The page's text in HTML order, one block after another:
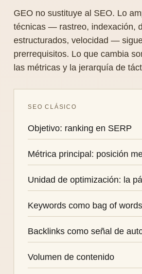
GEO no sustituye al SEO. Lo
técnicas — rastreo, indexación,
estructurados, velocidad —
prerrequisitos. Lo que cambia
las métricas y la jerarquía de
SEO CLÁSICO
Objetivo: ranking en SERP
Métrica principal: posición
Unidad de optimización: la
Keywords como bag of words
Backlinks como señal de
Volumen de contenido